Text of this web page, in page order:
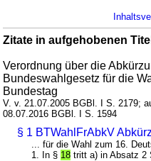
Zitate in aufgehobenen
Verordnung über die
Bundeswahlgesetz für die
Bundestag
V. v. 21.07.2005 BGBl. I S. 2179;
08.07.2016 BGBl. I S. 1594
§ 1 BTWahlFrAbkV
... für die Wahl zum 16.
1. In § 18 tritt a) in Absatz 2